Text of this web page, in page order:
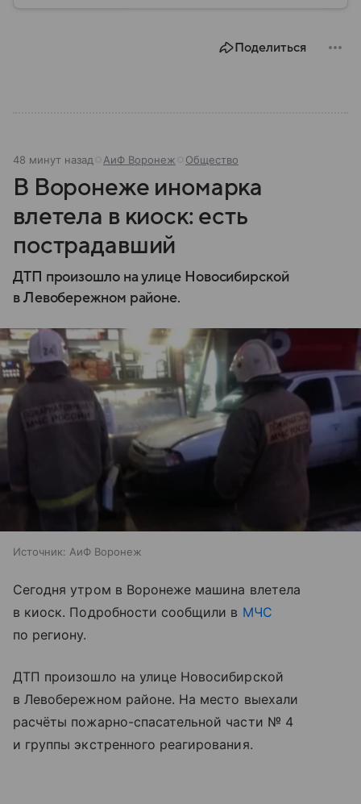
Поделиться
48 минут назад АиФ Воронеж Общество
В Воронеже иномарка
влетела в киоск: есть
пострадавший
ДТП произошло на улице Новосибирской
в Левобережном районе.
Источник: АиФ Воронеж
Сегодня утром в Воронеже машина влетела
в киоск. Подробности сообщили в МЧС
по региону.
ДТП произошло на улице Новосибирской
в Левобережном районе. На место выехали
расчёты пожарно-спасательной части № 4
и группы экстренного реагирования.